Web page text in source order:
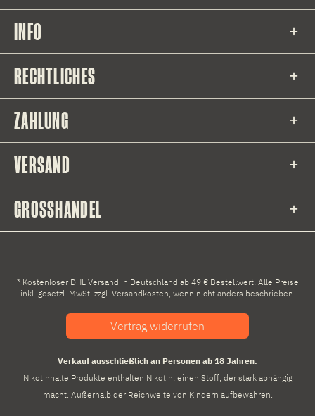
INFO
RECHTLICHES
ZAHLUNG
VERSAND
GROSSHANDEL
* Kostenloser DHL Versand in Deutschland ab 49 € Bestellwert! Alle Preise
inkl. gesetzl. MwSt. zzgl. Versandkosten , wenn nicht anders beschrieben.
Vertrag widerrufen
Verkauf ausschließlich an Personen ab 18 Jahren.
Nikotinhalte Produkte enthalten Nikotin: einen Stoff, der stark abhängig
macht. Außerhalb der Reichweite von Kindern aufbewahren.